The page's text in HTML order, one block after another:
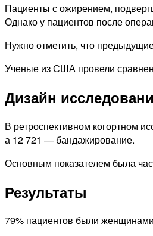
Пациенты с ожирением,
Однако у пациентов после
Нужно отметить, что
Ученые из США провели
Дизайн
В ретроспективном когортном
а 12 721 — бандажирование.
Основным показателем была
Результаты
79% пациентов были